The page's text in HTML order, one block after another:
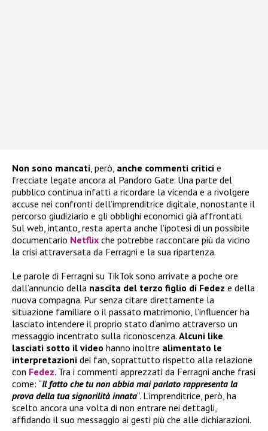
Non sono mancati , però, anche commenti critici e
frecciate legate ancora al Pandoro Gate. Una parte del
pubblico continua infatti a ricordare la vicenda e a rivolgere
accuse nei confronti dell’imprenditrice digitale, nonostante il
percorso giudiziario e gli obblighi economici già affrontati.
Sul web, intanto, resta aperta anche l’ipotesi di un possibile
documentario Netflix che potrebbe raccontare più da vicino
la crisi attraversata da Ferragni e la sua ripartenza.
Le parole di Ferragni su TikTok sono arrivate a poche ore
dall’annuncio della nascita del terzo figlio di Fedez e della
nuova compagna. Pur senza citare direttamente la
situazione familiare o il passato matrimonio, l’influencer ha
lasciato intendere il proprio stato d’animo attraverso un
messaggio incentrato sulla riconoscenza. Alcuni like
lasciati sotto il video hanno inoltre alimentato le
interpretazioni dei fan, soprattutto rispetto alla relazione
con Fedez. Tra i commenti apprezzati da Ferragni anche frasi
come: “Il fatto che tu non abbia mai parlato rappresenta la
prova della tua signorilità innata”. L’imprenditrice, però, ha
scelto ancora una volta di non entrare nei dettagli,
affidando il suo messaggio ai gesti più che alle dichiarazioni.